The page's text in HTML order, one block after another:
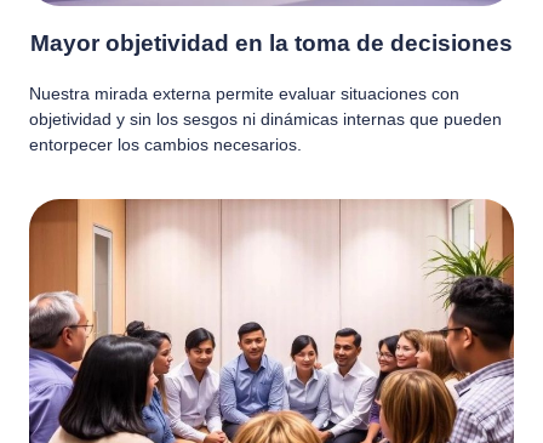
Mayor objetividad en la toma de decisiones
Nuestra mirada externa permite evaluar situaciones con
objetividad y sin los sesgos ni dinámicas internas que pueden
entorpecer los cambios necesarios.